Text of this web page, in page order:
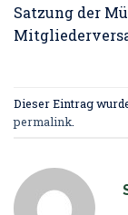
Satzung der
Dieser Eintrag
permalink